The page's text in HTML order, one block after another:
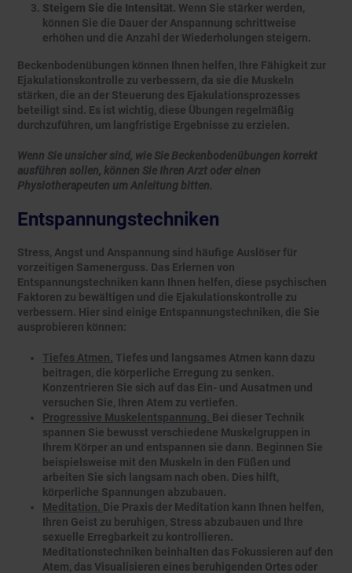
Steigern Sie die Intensität. Wenn Sie stärker werden,
können Sie die Dauer der Anspannung schrittweise
erhöhen und die Anzahl der Wiederholungen steigern.
Beckenbodenübungen können Ihnen helfen, Ihre Fähigkeit zur
Ejakulationskontrolle zu verbessern, da sie die Muskeln
stärken, die an der Steuerung des Ejakulationsprozesses
beteiligt sind. Es ist wichtig, diese Übungen regelmäßig
durchzuführen, um langfristige Ergebnisse zu erzielen.
Wenn Sie unsicher sind, wie Sie Beckenbodenübungen korrekt
ausführen sollen, können Sie Ihren Arzt oder einen
Physiotherapeuten um Anleitung bitten.
Entspannungstechniken
Stress, Angst und Anspannung sind häufige Auslöser für
vorzeitigen Samenerguss. Das Erlernen von
Entspannungstechniken kann Ihnen helfen, diese psychischen
Faktoren zu bewältigen und die Ejakulationskontrolle zu
verbessern. Hier sind einige Entspannungstechniken, die Sie
ausprobieren können:
Tiefes Atmen. Tiefes und langsames Atmen kann dazu
beitragen, die körperliche Erregung zu senken.
Konzentrieren Sie sich auf das Ein- und Ausatmen und
versuchen Sie, Ihren Atem zu vertiefen.
Progressive Muskelentspannung. Bei dieser Technik
spannen Sie bewusst verschiedene Muskelgruppen in
Ihrem Körper an und entspannen sie dann. Beginnen Sie
beispielsweise mit den Muskeln in den Füßen und
arbeiten Sie sich langsam nach oben. Dies hilft,
körperliche Spannungen abzubauen.
Meditation. Die Praxis der Meditation kann Ihnen helfen,
Ihren Geist zu beruhigen, Stress abzubauen und Ihre
sexuelle Erregbarkeit zu kontrollieren.
Meditationstechniken beinhalten das Fokussieren auf den
Atem, das Visualisieren eines beruhigenden Ortes oder